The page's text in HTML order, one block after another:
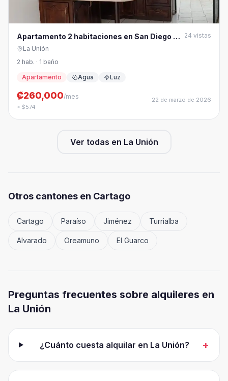
Apartamento 2 habitaciones en San Diego de
Tres Ríos
24 vistas
La Unión
2 hab. · 1 baño
Apartamento
Agua Luz
₡260,000/mes
≈ $574
22 de marzo de 2026
Ver todas en La Unión
Otros cantones en Cartago
Cartago Paraíso Jiménez Turrialba
Alvarado Oreamuno El Guarco
Preguntas frecuentes sobre alquileres en
La Unión
¿Cuánto cuesta alquilar en La Unión? +